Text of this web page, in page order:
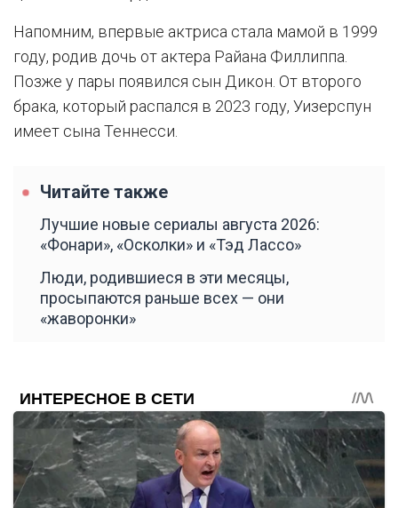
Напомним, впервые актриса стала мамой в 1999
году, родив дочь от актера Райана Филлиппа.
Позже у пары появился сын Дикон. От второго
брака, который распался в 2023 году, Уизерспун
имеет сына Теннесси.
Читайте также
Лучшие новые сериалы августа 2026:
«Фонари», «Осколки» и «Тэд Лассо»
Люди, родившиеся в эти месяцы,
просыпаются раньше всех — они
«жаворонки»